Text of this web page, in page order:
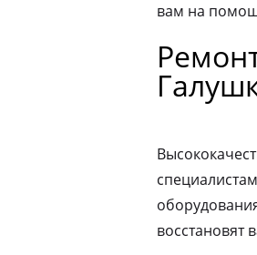
вам на
восстановят